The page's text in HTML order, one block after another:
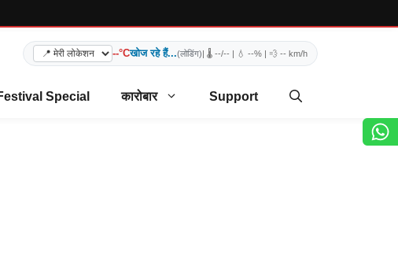
--°Cखोज रहे हैं...(लोडिंग)| 🌡️ --/-- | 💧 --% | 💨 -- km/h
Special कारोबार Support